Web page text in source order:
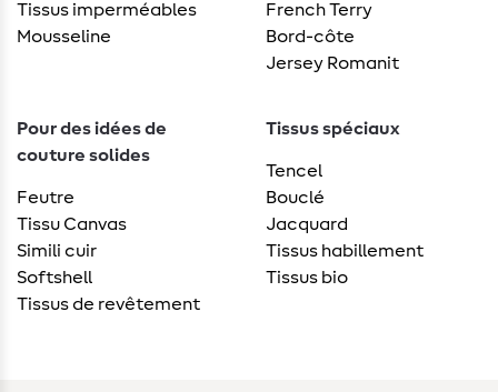
Tissus imperméables
Mousseline
French Terry
Bord-côte
Jersey Romanit
Pour des idées de
couture solides
Feutre
Tissu Canvas
Simili cuir
Softshell
Tissus de revêtement
Tissus spéciaux
Tencel
Bouclé
Jacquard
Tissus habillement
Tissus bio